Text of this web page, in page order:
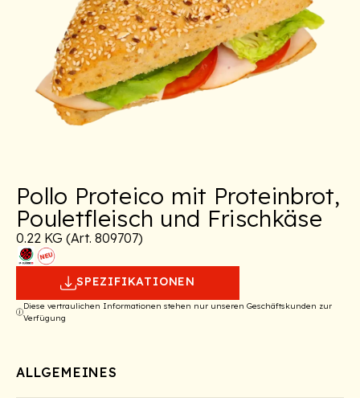
Pollo Proteico mit Proteinbrot,
Pouletfleisch und Frischkäse
0.22 KG (Art. 809707)
SPEZIFIKATIONEN
Diese vertraulichen Informationen stehen nur unseren Geschäftskunden zur
Verfügung
ALLGEMEINES